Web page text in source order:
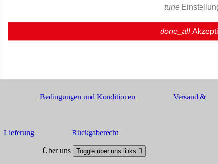
Bedingungen und Konditionen Versand &
Lieferung Rückgaberecht
Über uns Toggle über uns links 
tune
done_all